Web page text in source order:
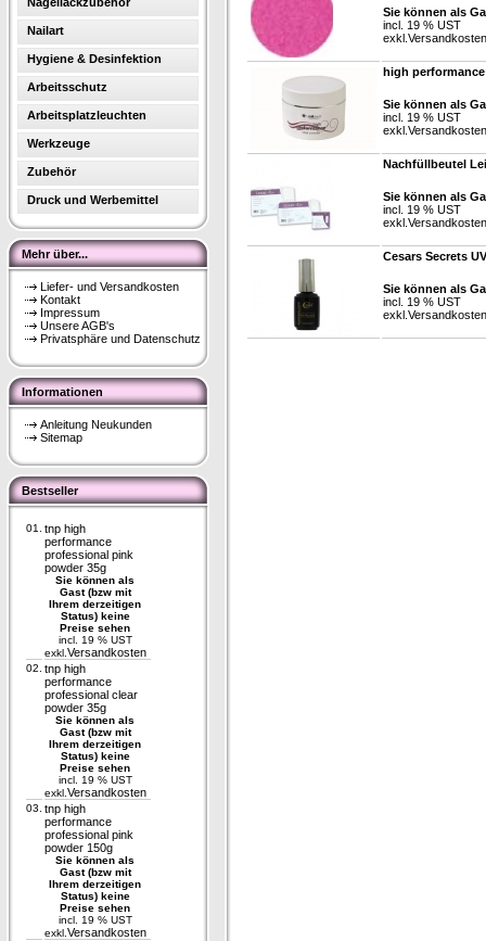
Nailart
Hygiene & Desinfektion
Arbeitsschutz
Arbeitsplatzleuchten
Werkzeuge
Zubehör
Druck und Werbemittel
Mehr über...
Liefer- und Versandkosten
Kontakt
Impressum
Unsere AGB's
Privatsphäre und Datenschutz
Informationen
Anleitung Neukunden
Sitemap
Bestseller
01.
tnp high
performance
professional pink
powder 35g
Sie können als
Gast (bzw mit
Ihrem derzeitigen
Status) keine
Preise sehen
incl. 19 % UST
exkl. Versandkosten
02. tnp high
performance
professional clear
powder 35g
Sie können als
Gast (bzw mit
Ihrem derzeitigen
Status) keine
Preise sehen
incl. 19 % UST
exkl. Versandkosten
03. tnp high
performance
professional pink
powder 150g
Sie können als
Gast (bzw mit
Ihrem derzeitigen
Status) keine
Preise sehen
incl. 19 % UST
exkl. Versandkosten
Sie können als
incl. 19 % UST
exkl. Versandkosten
high
Sie können als
incl. 19 % UST
exkl. Versandkosten
Nachfüllbeutel
Sie können als
incl. 19 % UST
exkl. Versandkosten
Cesars Secrets
Sie können als
incl. 19 % UST
exkl. Versandkosten